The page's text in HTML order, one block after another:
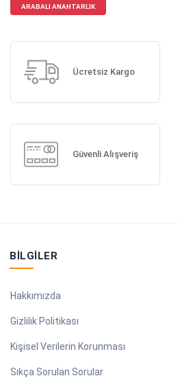
ARABALI ANAHTARLIK
Ücretsiz Kargo
Güvenli Alışveriş
BILGILER
Hakkımızda
Gizlilik Politikası
Kişisel Verilerin Korunması
Sıkça Sorulan Sorular